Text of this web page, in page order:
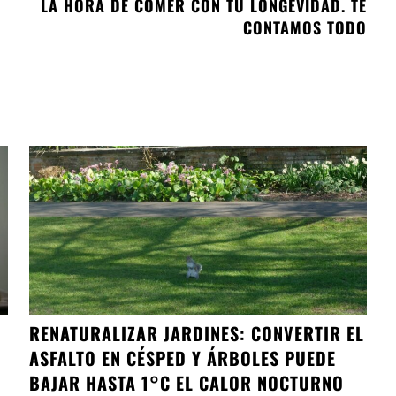
LA HORA DE COMER CON TU LONGEVIDAD. TE
CONTAMOS TODO
RENATURALIZAR JARDINES: CONVERTIR EL
ASFALTO EN CÉSPED Y ÁRBOLES PUEDE
BAJAR HASTA 1°C EL CALOR NOCTURNO